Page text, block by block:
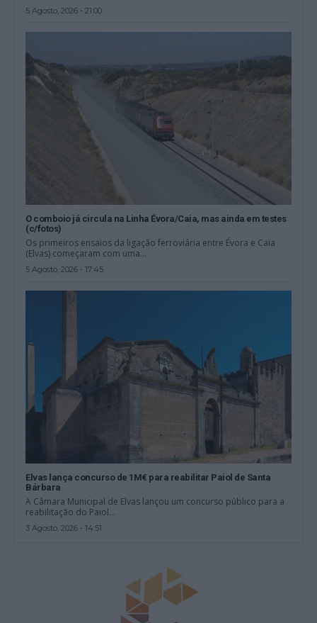
5 Agosto, 2026 - 21:00
O comboio já circula na Linha Évora/Caia, mas ainda em testes
(c/fotos)
Os primeiros ensaios da ligação ferroviária entre Évora e Caia
(Elvas) começaram com uma...
5 Agosto, 2026 - 17:45
Elvas lança concurso de 1M€ para reabilitar Paiol de Santa
Bárbara
A Câmara Municipal de Elvas lançou um concurso público para a
reabilitação do Paiol...
3 Agosto, 2026 - 14:51